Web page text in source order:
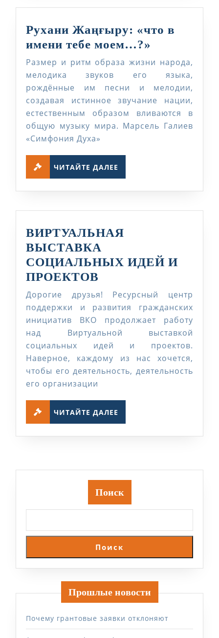
Рухани Жаңғыру: «что в
имени тебе моем…?»
Жаңғыру:
«что
в
имени
тебе
моем…?»
Размер и ритм образа жизни народа,
мелодика звуков его языка,
рождённые им песни и мелодии,
создавая истинное звучание нации,
естественным образом вливаются в
общую музыку мира. Марсель Галиев
«Симфония Духа»
ЧИТАЙТЕ ДАЛЕЕ
ВИРТУАЛЬНАЯ
ВЫСТАВКА
СОЦИАЛЬНЫХ ИДЕЙ И
ПРОЕКТОВ
ВЫСТАВКА
СОЦИАЛЬНЫХ
ИДЕЙ
И
ПРОЕКТОВ
Дорогие друзья! Ресурсный центр
поддержки и развития гражданских
инициатив ВКО продолжает работу
над Виртуальной выставкой
социальных идей и проектов.
Наверное, каждому из нас хочется,
чтобы его деятельность, деятельность
его организации
ЧИТАЙТЕ ДАЛЕЕ
Поиск
Поиск
Прошлые новости
Почему грантовые заявки отклоняют